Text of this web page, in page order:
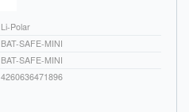
Li-Polar
BAT-SAFE-MINI
BAT-SAFE-MINI
4260636471896